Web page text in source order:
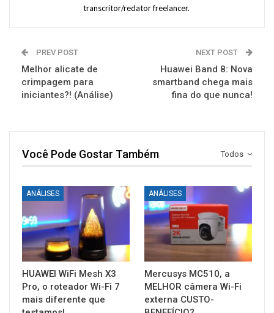
transcritor/redator freelancer.
PREV POST
Melhor alicate de
crimpagem para
iniciantes?! (Análise)
NEXT POST
Huawei Band 8: Nova
smartband chega mais
fina do que nunca!
Todos
Você Pode Gostar Também
ANÁLISES
HUAWEI WiFi Mesh X3
Pro, o roteador Wi-Fi 7
mais diferente que
ANÁLISES
Mercusys MC510, a
MELHOR câmera Wi-Fi
externa CUSTO-